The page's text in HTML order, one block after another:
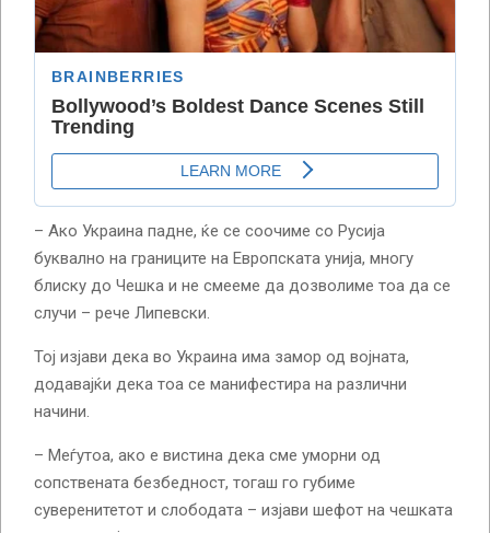
– Ако Украина падне, ќе се соочиме со Русија
буквално на границите на Европската унија, многу
блиску до Чешка и не смееме да дозволиме тоа да се
случи – рече Липевски.
Тој изјави дека во Украина има замор од војната,
додавајќи дека тоа се манифестира на различни
начини.
– Меѓутоа, ако е вистина дека сме уморни од
сопствената безбедност, тогаш го губиме
суверенитетот и слободата – изјави шефот на чешката